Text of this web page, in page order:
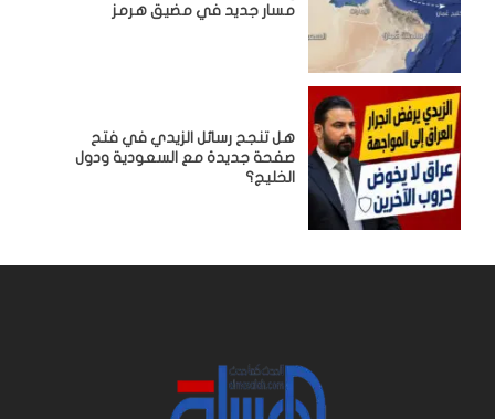
مسار جديد في مضيق هرمز
هل تنجح رسائل الزيدي في فتح
صفحة جديدة مع السعودية ودول
الخليج؟